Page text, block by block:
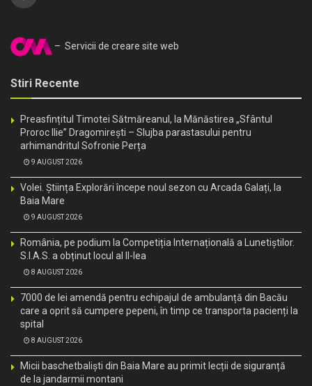
– Servicii de creare site web
Stiri Recente
Preasfințitul Timotei Sătmăreanul, la Mănăstirea „Sfântul
Proroc Ilie” Dragomirești – Slujba parastasului pentru
arhimandritul Sofronie Perța
9 AUGUST 2026
Volei. Știința Explorări începe noul sezon cu Arcada Galați, la
Baia Mare
9 AUGUST 2026
România, pe podium la Competiția Internațională a Lunetiștilor.
S.I.A.S. a obținut locul al II-lea
8 AUGUST 2026
7000 de lei amendă pentru echipajul de ambulanță din Bacău
care a oprit să cumpere pepeni, în timp ce transporta pacienți la
spital
8 AUGUST 2026
Micii baschetbaliști din Baia Mare au primit lecții de siguranță
de la jandarmii montani